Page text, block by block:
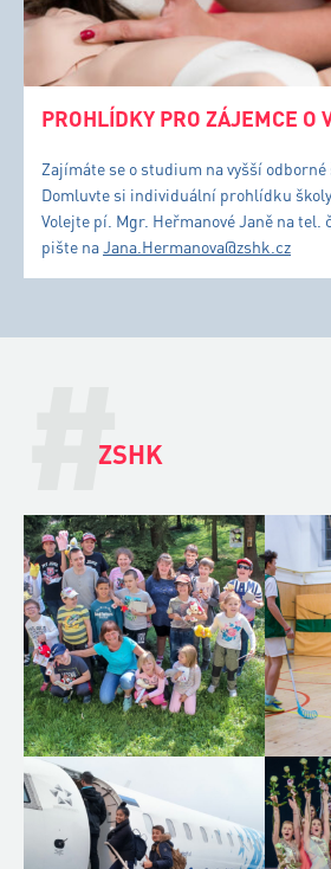
PROHLÍDKY PRO ZÁJEMCE O
Zajímáte se o studium na vyšší odborné
Domluvte si individuální prohlídku školy.
Volejte pí. Mgr. Heřmanové Janě na tel.
pište naJana.Hermanova@zshk.cz
#
ZSHK